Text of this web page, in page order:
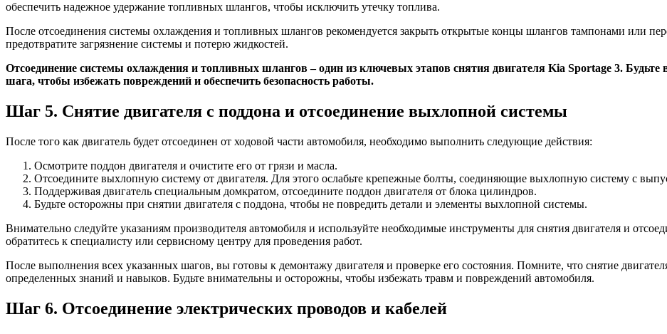
обеспечить надежное удержание топливных шлангов, чтобы исключить утечку топлива.
После отсоединения системы охлаждения и топливных шлангов рекомендуется закрыть открытые концы шлангов тампонами или
предотвратите загрязнение системы и потерю жидкостей.
Отсоединение системы охлаждения и топливных шлангов – один из ключевых этапов снятия двигателя Kia Sportage 3.
шага, чтобы избежать повреждений и обеспечить безопасность работы.
Шаг 5. Снятие двигателя с поддона и отсоединение выхлопной системы
После того как двигатель будет отсоединен от ходовой части автомобиля, необходимо выполнить следующие действия:
Осмотрите поддон двигателя и очистите его от грязи и масла.
Отсоедините выхлопную систему от двигателя. Для этого ослабьте крепежные болты, соединяющие выхлопную систему с
Поддерживая двигатель специальным домкратом, отсоедините поддон двигателя от блока цилиндров.
Будьте осторожны при снятии двигателя с поддона, чтобы не повредить детали и элементы выхлопной системы.
Внимательно следуйте указаниям производителя автомобиля и используйте необходимые инструменты для снятия двигателя и
обратитесь к специалисту или сервисному центру для проведения работ.
После выполнения всех указанных шагов, вы готовы к демонтажу двигателя и проверке его состояния. Помните, что снятие
определенных знаний и навыков. Будьте внимательны и осторожны, чтобы избежать травм и повреждений автомобиля.
Шаг 6. Отсоединение электрических проводов и кабелей